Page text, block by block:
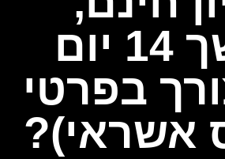
למשך 14 יום
בפרטי
אשראי)?